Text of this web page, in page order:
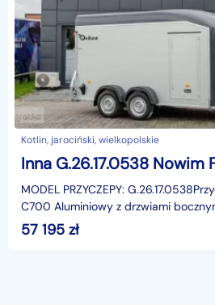
Kotlin, jarociński, wielkopolskie
MODEL PRZYCZEPY: G.26.17.0538Przyczepa Furgon C 700
C700 Aluminiowy z drzwiami
DMC 2000 kg Debon Cheval Liberte
57 195 zł